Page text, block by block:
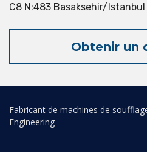
C8 N:483 Basaksehir/Istanbul
Obtenir un
Fabricant de machines de
Engineering